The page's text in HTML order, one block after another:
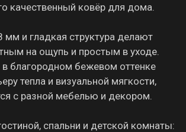
качественный ковёр для дома.
мм и гладкая структура делают
на ощупь и простым в уходе.
благородном бежевом оттенке
тепла и визуальной мягкости,
с разной мебелью и декором.
спальни и детской комнаты: